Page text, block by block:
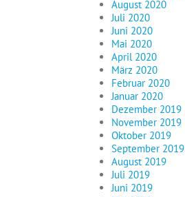
August 2020
Juli 2020
Juni 2020
Mai 2020
April 2020
März 2020
Februar 2020
Januar 2020
Dezember 2019
November 2019
Oktober 2019
September 2019
August 2019
Juli 2019
Juni 2019